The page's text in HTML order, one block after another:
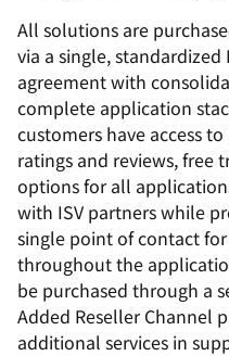
All solutions are
via a single,
agreement with
complete application
customers have access
ratings and reviews, free
options for all
with ISV partners while
single point of contact
throughout the
be purchased through a
Added Reseller Channel
additional services in